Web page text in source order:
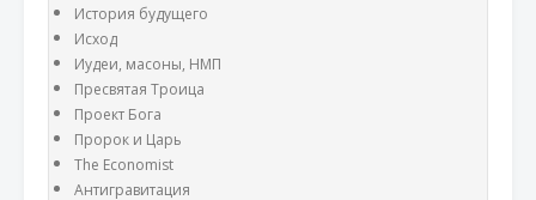
История будущего
Исход
Иудеи, масоны, НМП
Пресвятая Троица
Проект Бога
Пророк и Царь
The Economist
Антигравитация